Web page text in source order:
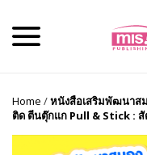
Home /หนังสือเสริมพัฒนาส
ติด ตีนตุ๊กแก Pull & Stick : สั